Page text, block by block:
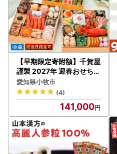
【早期限定寄附額】千賀屋
謹製 2027年 迎春おせち料
理 「慶壽」和風三段重 4
～5人前 全41品 冷蔵 おせ
ち料理 [035S08]
愛知県小牧市
(4)
141,000